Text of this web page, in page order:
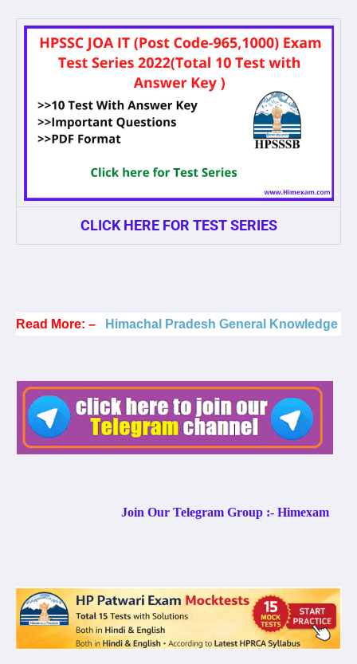
CLICK HERE FOR TEST SERIES
Read More: – Himachal Pradesh General Knowledge
Join Our Telegram Group :- Himexam